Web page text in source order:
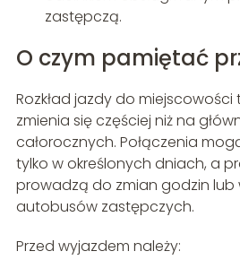
zastępczą.
O czym pamiętać
Rozkład jazdy do
zmienia się częściej niż na
całorocznych. Połączenia
tylko w określonych dniach, a
prowadzą do zmian godzin
autobusów zastępczych.
Przed wyjazdem należy: